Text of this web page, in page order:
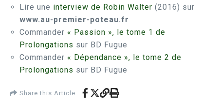
Lire une interview de Robin Walter (2016) sur
www.au-premier-poteau.fr
Commander « Passion », le tome 1 de
Prolongations sur BD Fugue
Commander « Dépendance », le tome 2 de
Prolongations sur BD Fugue
Share this Article